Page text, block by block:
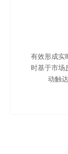
有效形成实
时基于市场
动触